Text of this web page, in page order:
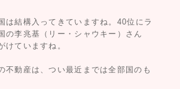
は結構入ってきていますね。40位にラ
の李兆基（リー・シャウキー）さん
けていますね。
不動産は、つい最近までは全部国のも